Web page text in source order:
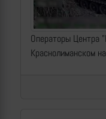
Операторы Центра
Краснолиманском